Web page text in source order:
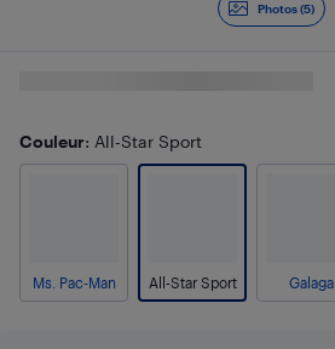
Photos (5)
Couleur: All-Star Sport
Ms. Pac-Man All-Star Sport Galaga